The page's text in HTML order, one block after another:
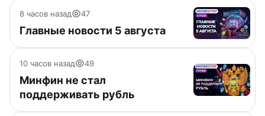
8 часов назад 47
Главные новости 5 августа
10 часов назад 49
Минфин не стал
поддерживать рубль